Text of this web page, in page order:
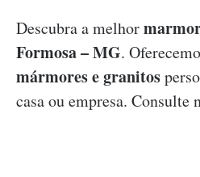
Descubra a melhor
Formosa – MG.
mármores e granitos
casa ou empresa. Consulte